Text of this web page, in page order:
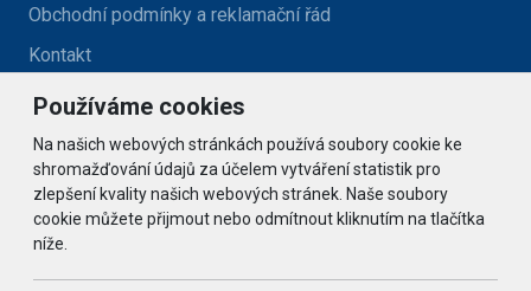
Používáme cookies
Na našich webových stránkách používá soubory cookie ke
shromažďování údajů za účelem vytváření statistik pro
zlepšení kvality našich webových stránek. Naše soubory
cookie můžete přijmout nebo odmítnout kliknutím na tlačítka
níže.
Obchodní podmínky a reklamační řád
Kontakt
Kontakt
kino@zlatehory.cz
Social
© 2026 Arrabella s.r.o., mayabella s.r.o., Všechna práva